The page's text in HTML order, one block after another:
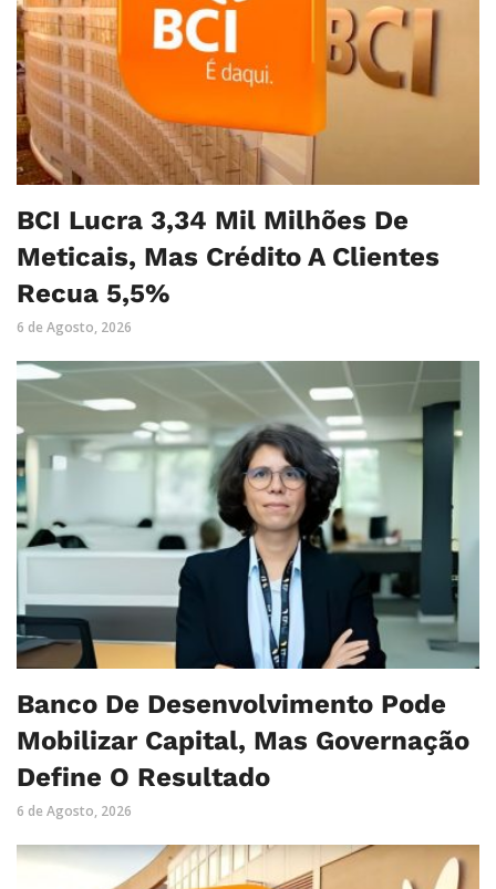
BCI Lucra 3,34 Mil Milhões De
Meticais, Mas Crédito A Clientes
Recua 5,5%
6 de Agosto, 2026
Banco De Desenvolvimento Pode
Mobilizar Capital, Mas Governação
Define O Resultado
6 de Agosto, 2026